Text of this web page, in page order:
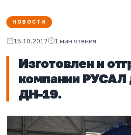
НОВОСТИ
15.10.2017 1 мин чтения
Изготовлен и
компании
ДН-19.